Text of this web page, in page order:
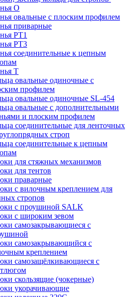
О
овальные с плоским профилем
приварные
РТ1
РТ3
соединительные к цепным
Т
овальные одиночные c
профилем
овальные одиночные SL-454
овальные с дополнительными
и плоским профилем
соединительные для ленточных
строп
соединительные к цепным
для стяжных механизмов
для тентов
праварные
с вилочным креплением для
стропов
с проушиной SALK
с широким зевом
самозакрывающиеся с
самозакрывающийся с
креплением
самозащёлкивающиеся с
скользящие (чокерные)
укорачивающие